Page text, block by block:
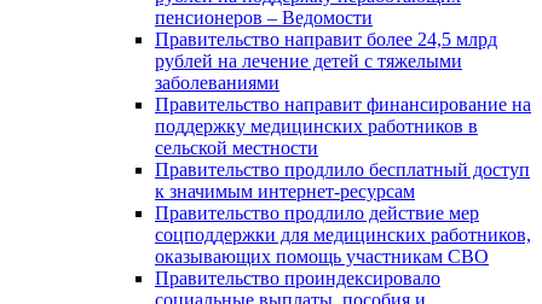
пенсионеров – Ведомости
Правительство направит более 24,5 млрд
рублей на лечение детей с тяжелыми
заболеваниями
Правительство направит финансирование на
поддержку медицинских работников в
сельской местности
Правительство продлило бесплатный доступ
к значимым интернет-ресурсам
Правительство продлило действие мер
соцподдержки для медицинских работников,
оказывающих помощь участникам СВО
Правительство проиндексировало
социальные выплаты, пособия и